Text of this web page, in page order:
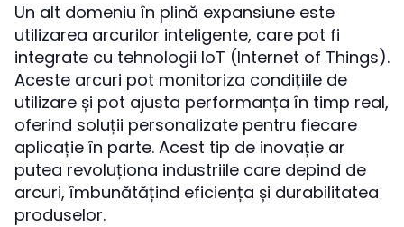
Un alt domeniu în plină expansiune este
utilizarea arcurilor inteligente, care pot fi
integrate cu tehnologii IoT (Internet of Things).
Aceste arcuri pot monitoriza condițiile de
utilizare și pot ajusta performanța în timp real,
oferind soluții personalizate pentru fiecare
aplicație în parte. Acest tip de inovație ar
putea revoluționa industriile care depind de
arcuri, îmbunătățind eficiența și durabilitatea
produselor.